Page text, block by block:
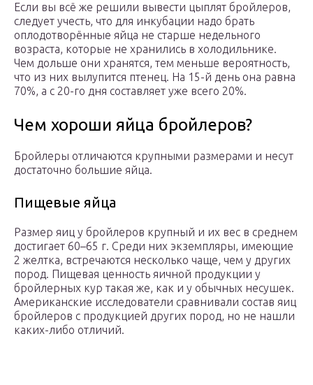
Если вы всё же решили вывести цыплят бройлеров,
следует учесть, что для инкубации надо брать
оплодотворённые яйца не старше недельного
возраста, которые не хранились в холодильнике.
Чем дольше они хранятся, тем меньше вероятность,
что из них вылупится птенец. На 15-й день она равна
70%, а с 20-го дня составляет уже всего 20%.
Чем хороши яйца бройлеров?
Бройлеры отличаются крупными размерами и несут
достаточно большие яйца.
Пищевые яйца
Размер яиц у бройлеров крупный и их вес в среднем
достигает 60–65 г. Среди них экземпляры, имеющие
2 желтка, встречаются несколько чаще, чем у других
пород. Пищевая ценность яичной продукции у
бройлерных кур такая же, как и у обычных несушек.
Американские исследователи сравнивали состав яиц
бройлеров с продукцией других пород, но не нашли
каких-либо отличий.